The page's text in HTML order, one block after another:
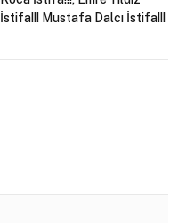
İstifa!!! Mustafa Dalcı İstifa!!!